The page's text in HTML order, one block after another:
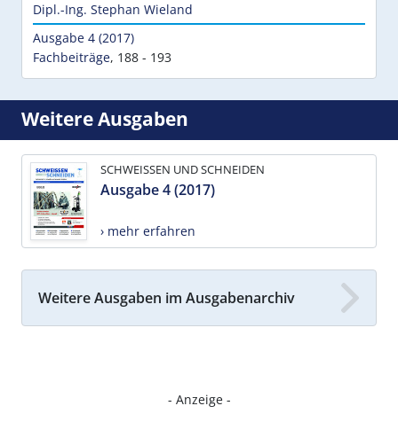
Dipl.-Ing. Stephan Wieland
Ausgabe 4 (2017)
Fachbeiträge, 188 - 193
Weitere Ausgaben
SCHWEISSEN UND SCHNEIDEN
Ausgabe 4 (2017)
› mehr erfahren
Weitere Ausgaben im Ausgabenarchiv
- Anzeige -